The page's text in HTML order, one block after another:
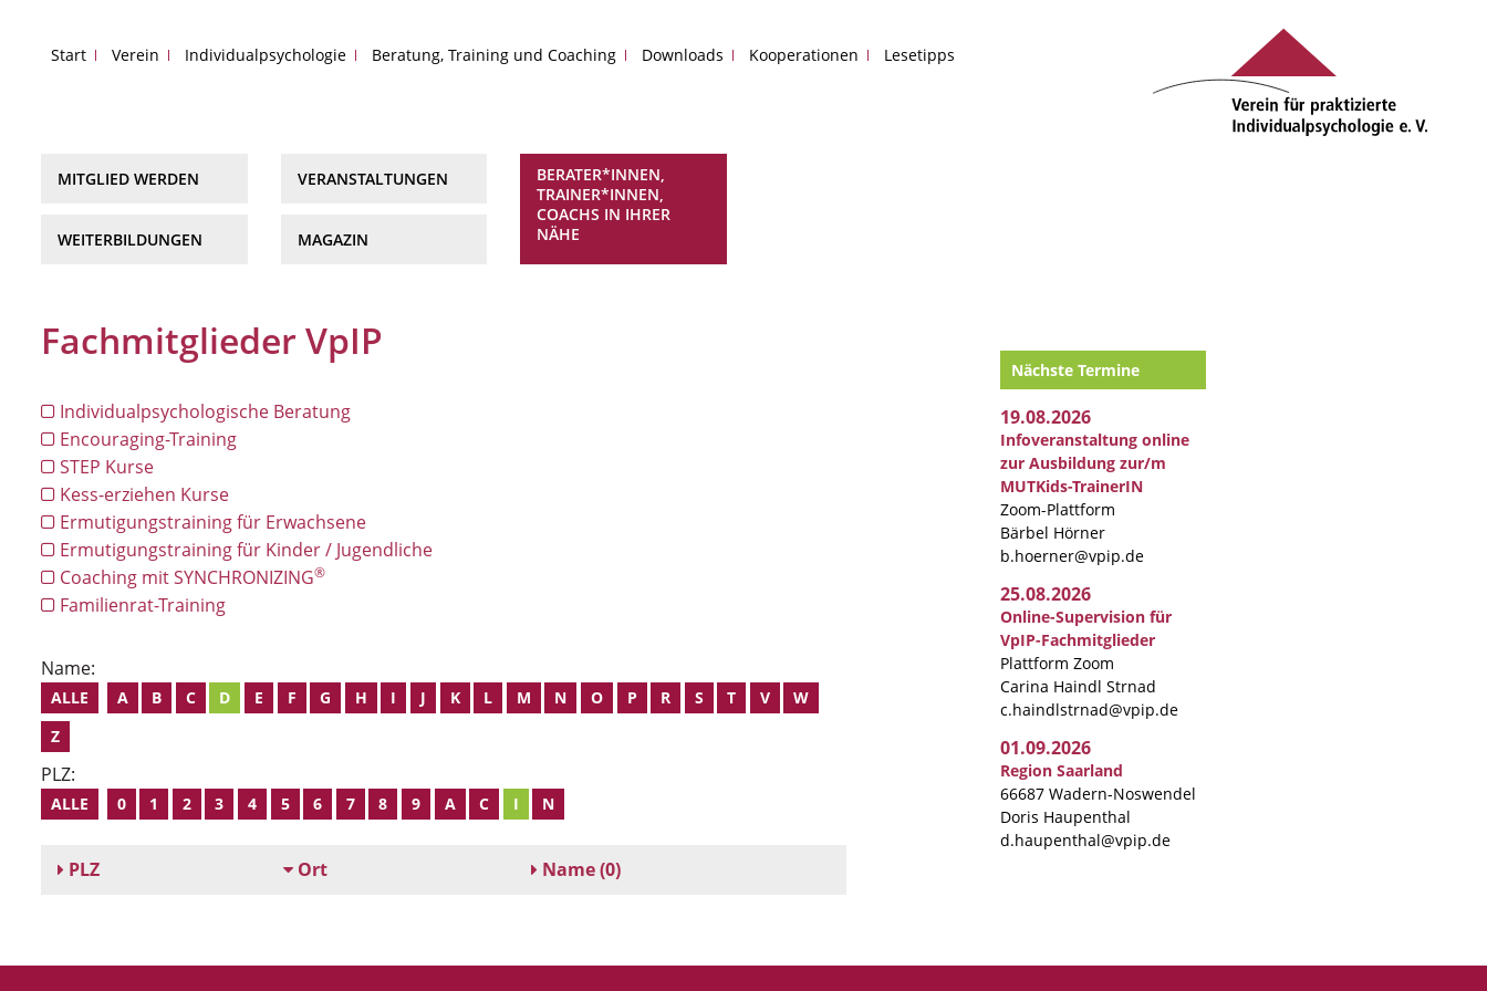
Start Verein Individualpsychologie Beratung, Training und Coaching Downloads Kooperationen Lesetipps
MITGLIED WERDEN
WEITERBILDUNGEN
VERANSTALTUNGEN
MAGAZIN
BERATER*INNEN,
TRAINER*INNEN,
COACHS IN IHRER
NÄHE
Fachmitglieder VpIP
Individualpsychologische Beratung
Encouraging-Training
STEP Kurse
Kess-erziehen Kurse
Ermutigungstraining für Erwachsene
Ermutigungstraining für Kinder / Jugendliche
Coaching mit SYNCHRONIZING®
Familienrat-Training
Name:
ALLE A B C D E F G H I J K L M N O P R S T V
W
Z
PLZ:
ALLE 0 1 2 3 4 5 6 7 8 9 A C I N
PLZ Ort Name(0)
Nächste Termine
19.08.2026
Infoveranstaltung online
zur Ausbildung zur/m
MUTKids-TrainerIN
Zoom-Plattform
Bärbel Hörner
b.hoerner@vpip.de
25.08.2026
Online-Supervision für
VpIP-Fachmitglieder
Plattform Zoom
Carina Haindl Strnad
c.haindlstrnad@vpip.de
01.09.2026
Region Saarland
66687 Wadern-Noswendel
Doris Haupenthal
d.haupenthal@vpip.de